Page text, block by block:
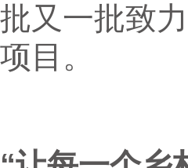
批又一批致
项目。